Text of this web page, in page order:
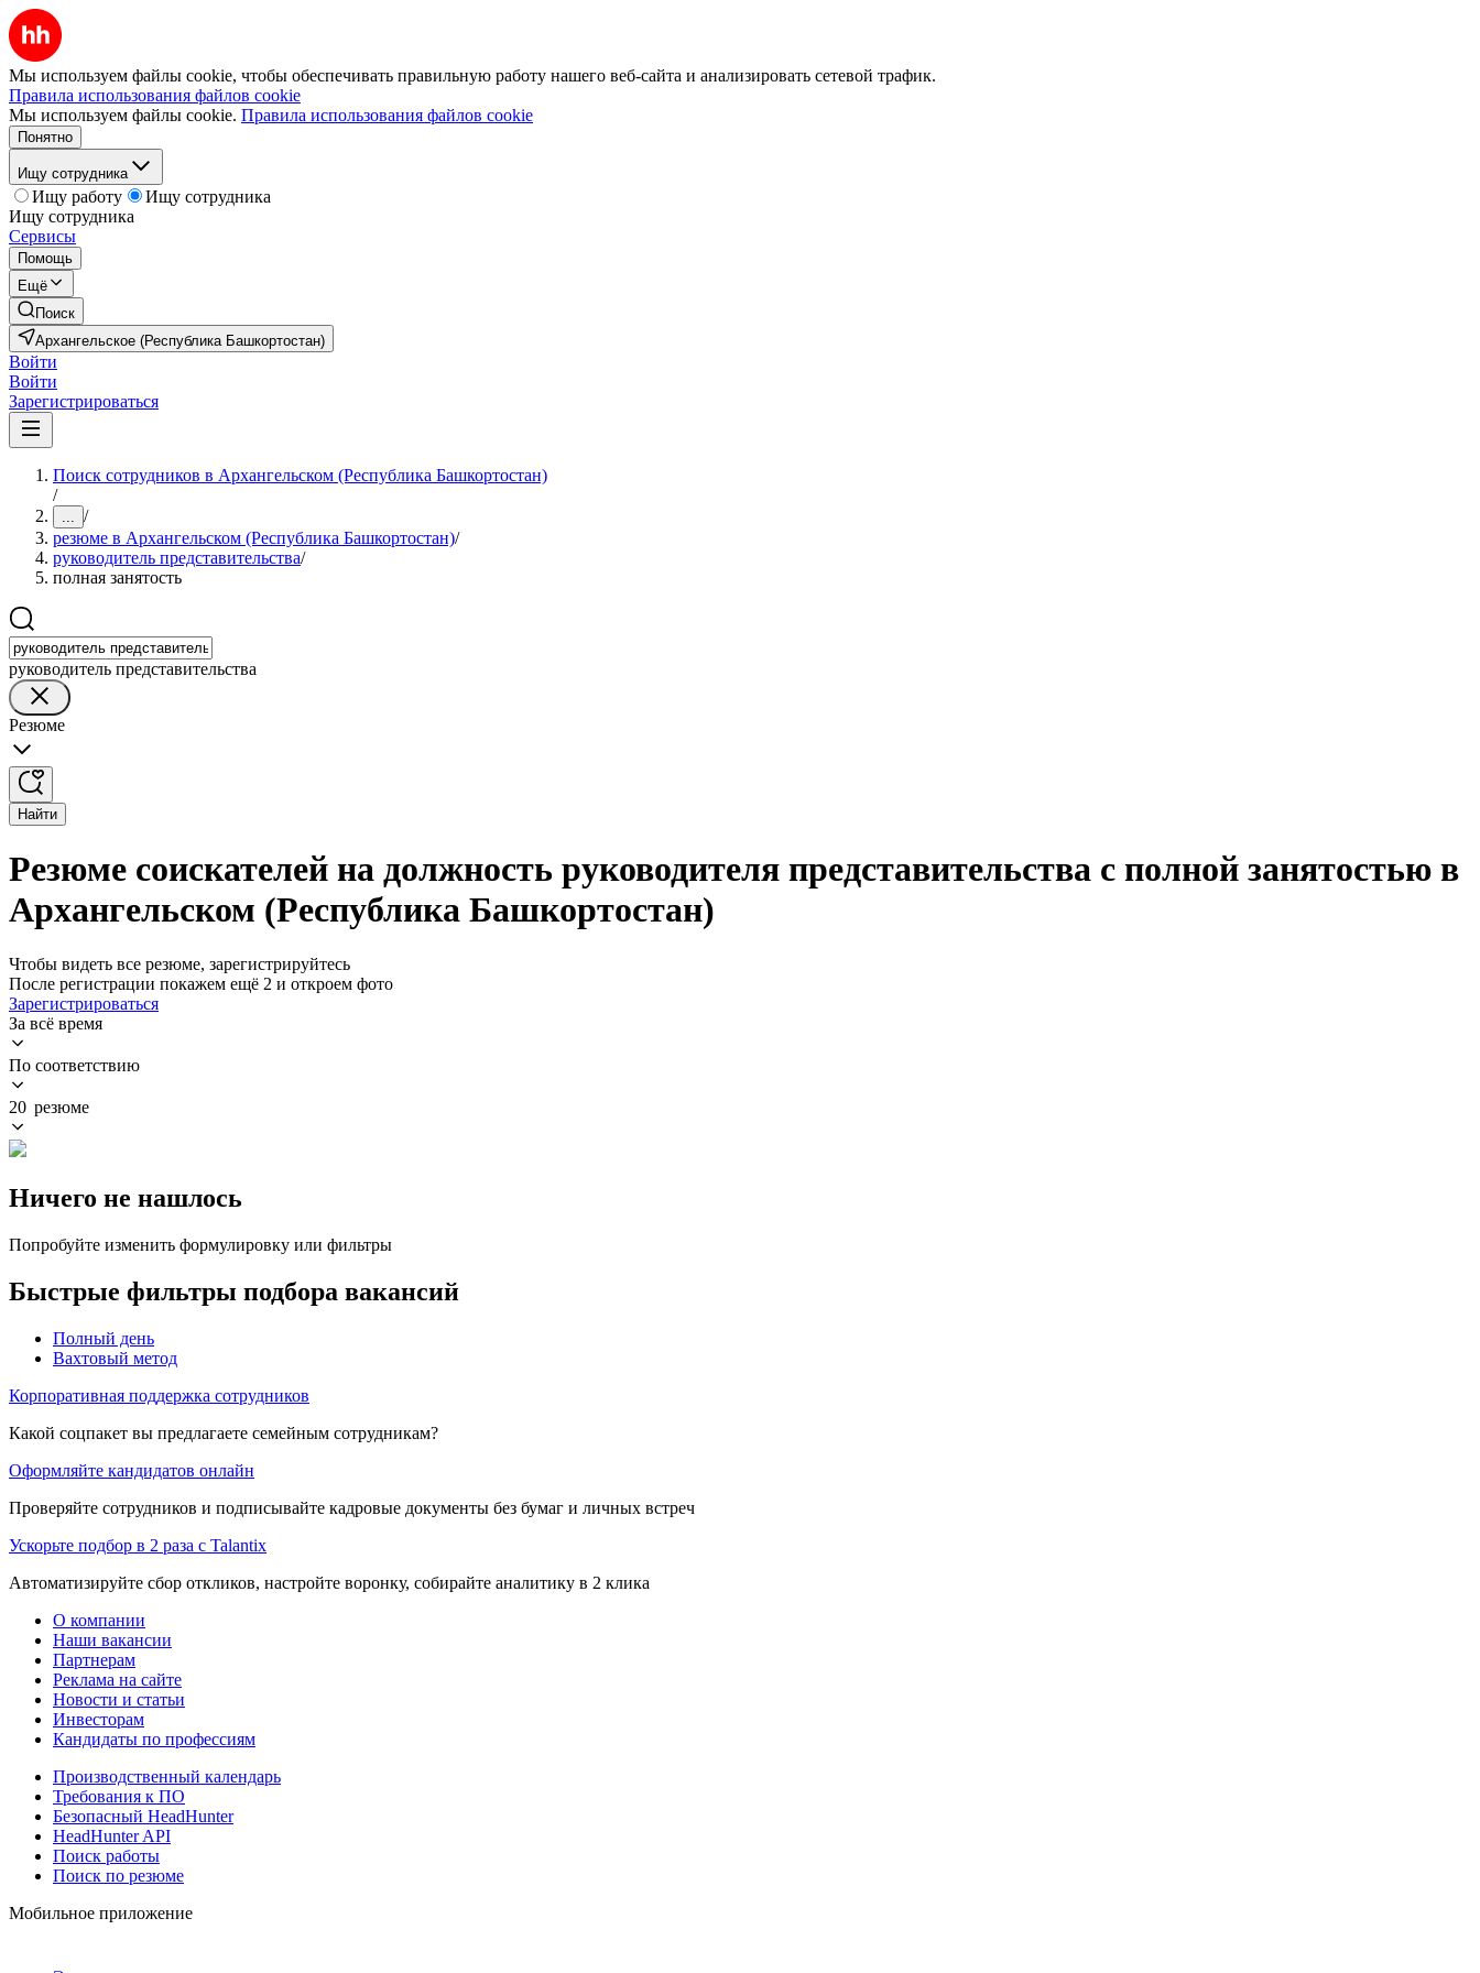
Мы используем файлы cookie, чтобы обеспечивать правильную работу нашего веб-сайта и анализировать сетевой трафик.
Правила использования файлов cookie
Мы используем файлы cookie. Правила использования файлов cookie
Понятно
Ищу сотрудника
Ищу работу
Ищу сотрудника
Ищу сотрудника
Сервисы
Помощь
Ещё
Поиск
Архангельское (Республика Башкортостан)
Войти
Войти
Зарегистрироваться
Поиск сотрудников в Архангельском (Республика Башкортостан)
/
... /
резюме в Архангельском (Республика Башкортостан)/
руководитель представительства/
полная занятость
руководитель представительства
Резюме
Найти
Резюме соискателей на должность руководителя представительства с полной занятостью в
Архангельском (Республика Башкортостан)
Чтобы видеть все резюме, зарегистрируйтесь
После регистрации покажем ещё 2 и откроем фото
Зарегистрироваться
За всё время
По соответствию
20 резюме
Ничего не нашлось
Попробуйте изменить формулировку или фильтры
Быстрые фильтры подбора вакансий
Полный день
Вахтовый метод
Корпоративная поддержка сотрудников
Какой соцпакет вы предлагаете семейным сотрудникам?
Оформляйте кандидатов онлайн
Проверяйте сотрудников и подписывайте кадровые документы без бумаг и личных встреч
Ускорьте подбор в 2 раза с Talantix
Автоматизируйте сбор откликов, настройте воронку, собирайте аналитику в 2 клика
О компании
Наши вакансии
Партнерам
Реклама на сайте
Новости и статьи
Инвесторам
Кандидаты по профессиям
Производственный календарь
Требования к ПО
Безопасный HeadHunter
HeadHunter API
Поиск работы
Поиск по резюме
Мобильное приложение